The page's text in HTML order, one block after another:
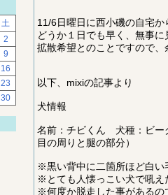
土
2
9
16
23
30
11/6日曜日に西小磯の自宅か
どうか１日でも早く、無事に
拡散希望とのことですので、
以下、mixiの記事より
犬情報
名前：チビくん 犬種：ビ
目の周りと腿の部分）
※黒い背中に二箇所ほど白い
※とても人懐っこい犬で吼え
※何度か脱走した事があるの